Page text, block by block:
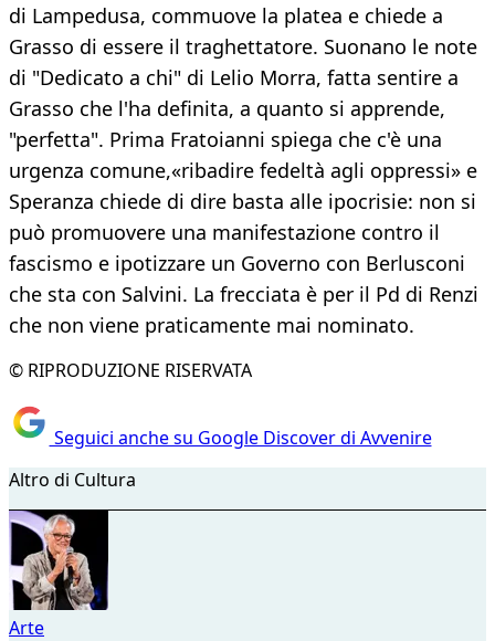
di Lampedusa, commuove la platea e chiede a
Grasso di essere il traghettatore. Suonano le note
di "Dedicato a chi" di Lelio Morra, fatta sentire a
Grasso che l'ha definita, a quanto si apprende,
"perfetta". Prima Fratoianni spiega che c'è una
urgenza comune,«ribadire fedeltà agli oppressi» e
Speranza chiede di dire basta alle ipocrisie: non si
può promuovere una manifestazione contro il
fascismo e ipotizzare un Governo con Berlusconi
che sta con Salvini. La frecciata è per il Pd di Renzi
che non viene praticamente mai nominato.
© RIPRODUZIONE RISERVATA
Seguici anche su Google Discover di Avvenire
Altro di Cultura
Arte